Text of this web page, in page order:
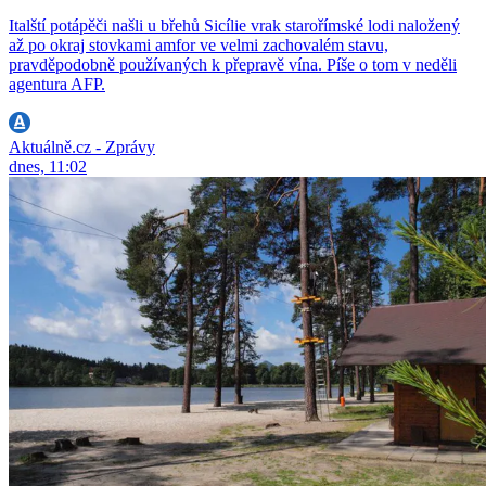
Italští potápěči našli u břehů Sicílie vrak starořímské lodi naložený
až po okraj stovkami amfor ve velmi zachovalém stavu,
pravděpodobně používaných k přepravě vína. Píše o tom v neděli
agentura AFP.
Aktuálně.cz - Zprávy
dnes, 11:02